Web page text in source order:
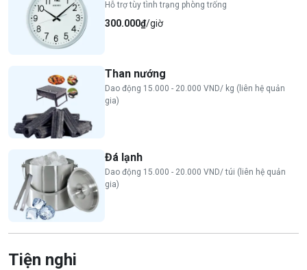
Hỗ trợ tùy tình trạng phòng trống
300.000₫/giờ
Than nướng
Dao động 15.000 - 20.000 VND/ kg (liên hệ quản
gia)
Đá lạnh
Dao động 15.000 - 20.000 VND/ túi (liên hệ quản
gia)
Tiện nghi